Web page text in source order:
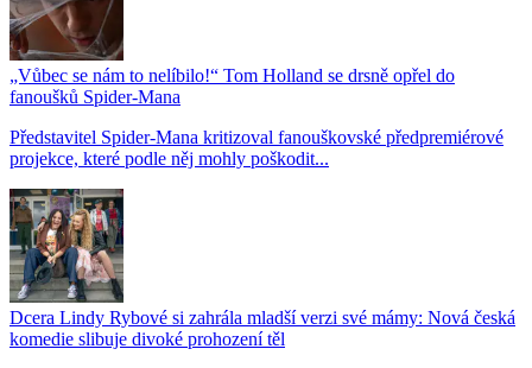
„Vůbec se nám to nelíbilo!“ Tom Holland se drsně opřel do
fanoušků Spider-Mana
Představitel Spider-Mana kritizoval fanouškovské předpremiérové
projekce, které podle něj mohly poškodit...
Dcera Lindy Rybové si zahrála mladší verzi své mámy: Nová česká
komedie slibuje divoké prohození těl